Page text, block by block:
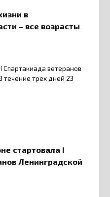
в
– все возрасты
Спартакиада ветеранов
течение трех дней 23
стартовала I
Ленинградской